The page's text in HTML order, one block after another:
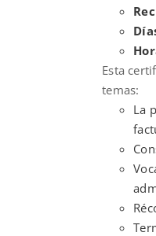
Esta
temas:
La